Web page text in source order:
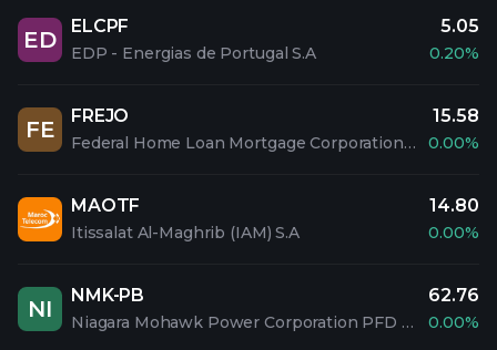
ED
ELCPF
EDP - Energias de Portugal S.A
5.05
0.20%
FE
FREJO
Federal Home Loan Mortgage Corporation PFD 5.1% SAL
15.58
0.00%
MAOTF
Itissalat Al-Maghrib (IAM) S.A
14.80
0.00%
NI
NMK-PB
Niagara Mohawk Power Corporation PFD 3.60%
62.76
0.00%